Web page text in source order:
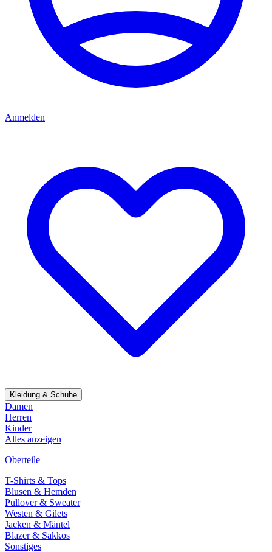
Anmelden
Kleidung & Schuhe
Damen
Herren
Kinder
Alles anzeigen
Oberteile
T-Shirts & Tops
Blusen & Hemden
Pullover & Sweater
Westen & Gilets
Jacken & Mäntel
Blazer & Sakkos
Sonstiges